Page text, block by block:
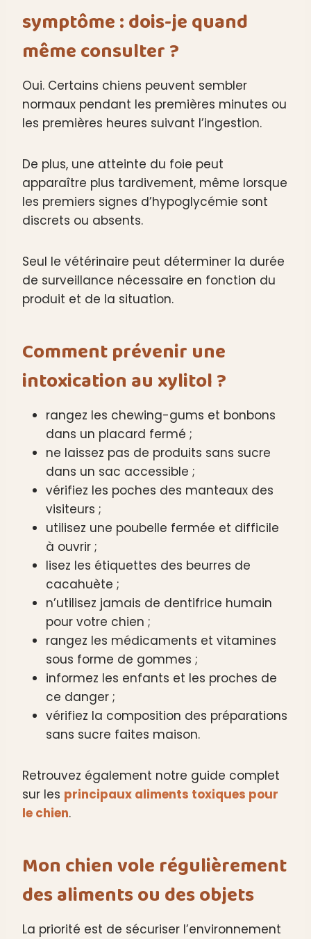
symptôme : dois-je quand
même consulter ?
Oui. Certains chiens peuvent sembler
normaux pendant les premières minutes ou
les premières heures suivant l’ingestion.
De plus, une atteinte du foie peut
apparaître plus tardivement, même lorsque
les premiers signes d’hypoglycémie sont
discrets ou absents.
Seul le vétérinaire peut déterminer la durée
de surveillance nécessaire en fonction du
produit et de la situation.
Comment prévenir une
intoxication au xylitol ?
rangez les chewing-gums et bonbons
dans un placard fermé ;
ne laissez pas de produits sans sucre
dans un sac accessible ;
vérifiez les poches des manteaux des
visiteurs ;
utilisez une poubelle fermée et difficile
à ouvrir ;
lisez les étiquettes des beurres de
cacahuète ;
n’utilisez jamais de dentifrice humain
pour votre chien ;
rangez les médicaments et vitamines
sous forme de gommes ;
informez les enfants et les proches de
ce danger ;
vérifiez la composition des préparations
sans sucre faites maison.
Retrouvez également notre guide complet
sur les principaux aliments toxiques pour
le chien.
Mon chien vole régulièrement
des aliments ou des objets
La priorité est de sécuriser l’environnement